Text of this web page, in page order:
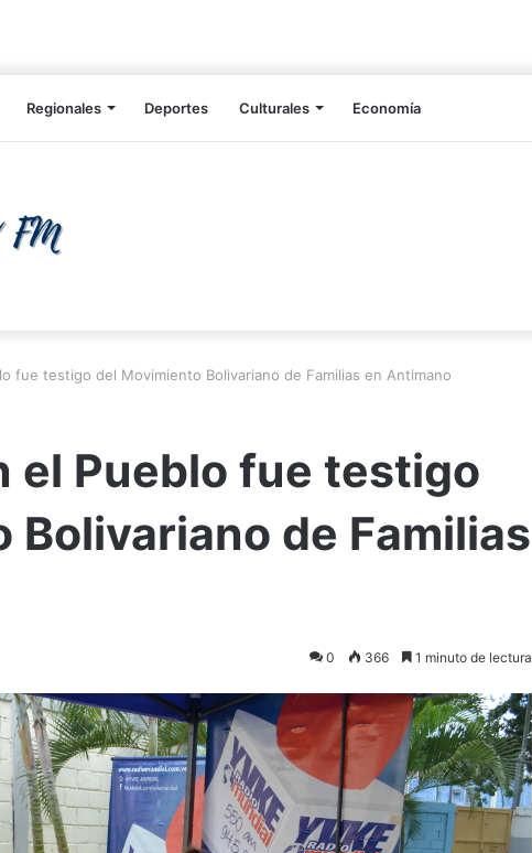
Regionales Deportes Culturales Economía
fue testigo del Movimiento Bolivariano de Familias en Antimano
el Pueblo fue testigo
Bolivariano de Familias
0 366 1 minuto de lectura